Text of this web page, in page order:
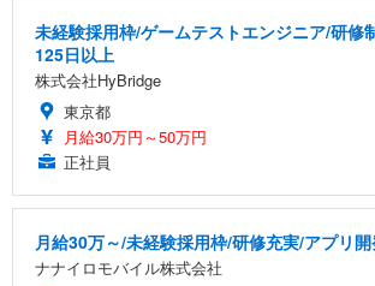
未経験採用枠/ゲームテストエンジニア/研修
125日以上
株式会社HyBridge
東京都
月給30万円～50万円
正社員
月給30万～/未経験採用枠/研修充実/アプリ
ナナイロモバイル株式会社